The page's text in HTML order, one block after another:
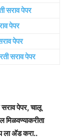
सराव पेपर
पेपर
पेपर
सराव पेपर
सराव पेपर, चालू
मिळवण्याकरीता
ला अ‍ॅड करा..